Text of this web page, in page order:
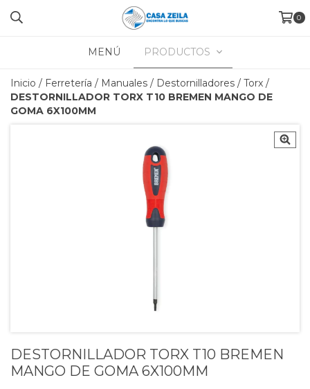
0
MENÚ PRODUCTOS
Inicio / Ferretería / Manuales / Destornilladores / Torx /
DESTORNILLADOR TORX T10 BREMEN MANGO DE
GOMA 6X100MM
DESTORNILLADOR TORX T10 BREMEN
MANGO DE GOMA 6X100MM